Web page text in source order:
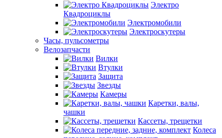
Электро
Квадроциклы
Электромобили
Электроскутеры
Часы, пульсометры
Велозапчасти
Вилки
Втулки
Защита
Звезды
Камеры
Каретки, валы,
чашки
Кассеты, трещетки
Колеса